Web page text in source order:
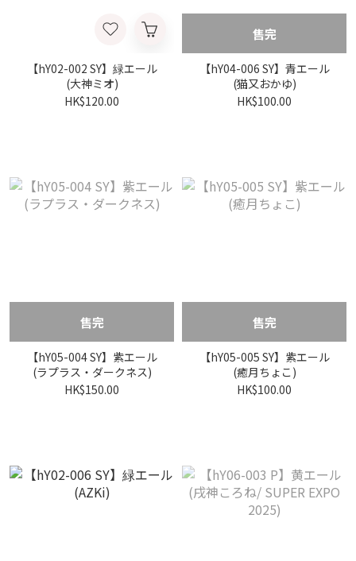
【hY02-002 SY】緑エール
(大神ミオ)
HK$120.00
售完
【hY04-006 SY】青エール
(猫又おかゆ)
HK$100.00
售完
【hY05-004 SY】紫エール
(ラプラス・ダークネス)
HK$150.00
售完
【hY05-005 SY】紫エール
(癒月ちょこ)
HK$100.00